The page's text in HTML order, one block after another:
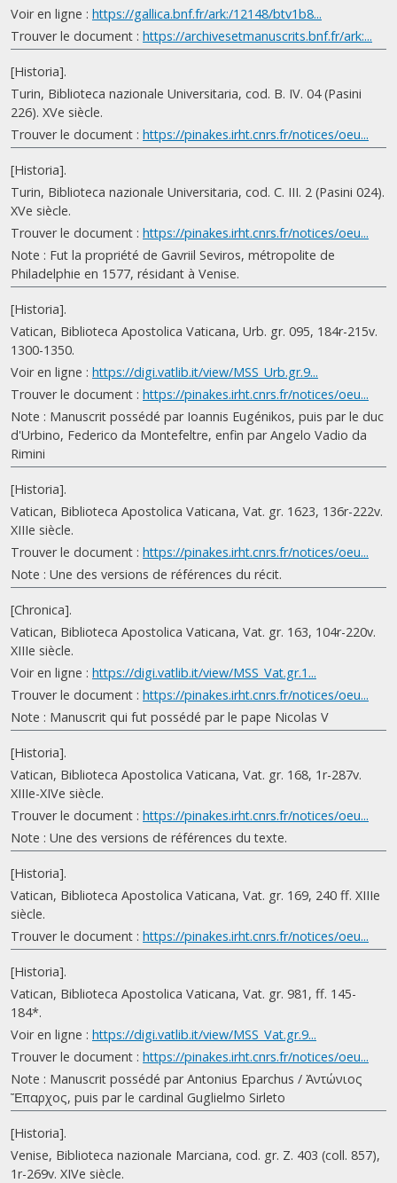
Voir en ligne : https://gallica.bnf.fr/ark:/12148/btv1b8...
Trouver le document : https://archivesetmanuscrits.bnf.fr/ark:...
[Historia].
Turin, Biblioteca nazionale Universitaria, cod. B. IV. 04 (Pasini
226). XVe siècle.
Trouver le document : https://pinakes.irht.cnrs.fr/notices/oeu...
[Historia].
Turin, Biblioteca nazionale Universitaria, cod. C. III. 2 (Pasini 024).
XVe siècle.
Trouver le document : https://pinakes.irht.cnrs.fr/notices/oeu...
Note : Fut la propriété de Gavriil Seviros, métropolite de
Philadelphie en 1577, résidant à Venise.
[Historia].
Vatican, Biblioteca Apostolica Vaticana, Urb. gr. 095, 184r-215v.
1300-1350.
Voir en ligne : https://digi.vatlib.it/view/MSS_Urb.gr.9...
Trouver le document : https://pinakes.irht.cnrs.fr/notices/oeu...
Note : Manuscrit possédé par Ioannis Eugénikos, puis par le duc
d'Urbino, Federico da Montefeltre, enfin par Angelo Vadio da
Rimini
[Historia].
Vatican, Biblioteca Apostolica Vaticana, Vat. gr. 1623, 136r-222v.
XIIIe siècle.
Trouver le document : https://pinakes.irht.cnrs.fr/notices/oeu...
Note : Une des versions de références du récit.
[Chronica].
Vatican, Biblioteca Apostolica Vaticana, Vat. gr. 163, 104r-220v.
XIIIe siècle.
Voir en ligne : https://digi.vatlib.it/view/MSS_Vat.gr.1...
Trouver le document : https://pinakes.irht.cnrs.fr/notices/oeu...
Note : Manuscrit qui fut possédé par le pape Nicolas V
[Historia].
Vatican, Biblioteca Apostolica Vaticana, Vat. gr. 168, 1r-287v.
XIIIe-XIVe siècle.
Trouver le document : https://pinakes.irht.cnrs.fr/notices/oeu...
Note : Une des versions de références du texte.
[Historia].
Vatican, Biblioteca Apostolica Vaticana, Vat. gr. 169, 240 ff. XIIIe
siècle.
Trouver le document : https://pinakes.irht.cnrs.fr/notices/oeu...
[Historia].
Vatican, Biblioteca Apostolica Vaticana, Vat. gr. 981, ff. 145-
184*.
Voir en ligne : https://digi.vatlib.it/view/MSS_Vat.gr.9...
Trouver le document : https://pinakes.irht.cnrs.fr/notices/oeu...
Note : Manuscrit possédé par Antonius Eparchus / Ἀντώνιος
Ἔπαρχος, puis par le cardinal Guglielmo Sirleto
[Historia].
Venise, Biblioteca nazionale Marciana, cod. gr. Z. 403 (coll. 857),
1r-269v. XIVe siècle.